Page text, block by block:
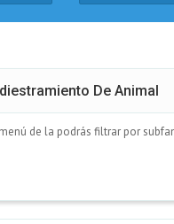
De Animal
de la podrás filtrar por